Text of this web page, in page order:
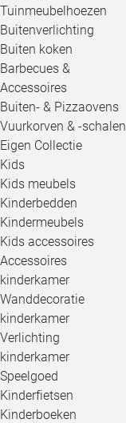
Tuinmeubelhoezen
Buitenverlichting
Buiten koken
Barbecues &
Accessoires
Buiten- & Pizzaovens
Vuurkorven & -schalen
Eigen Collectie
Kids
Kids meubels
Kinderbedden
Kindermeubels
Kids accessoires
Accessoires
kinderkamer
Wanddecoratie
kinderkamer
Verlichting
kinderkamer
Speelgoed
Kinderfietsen
Kinderboeken